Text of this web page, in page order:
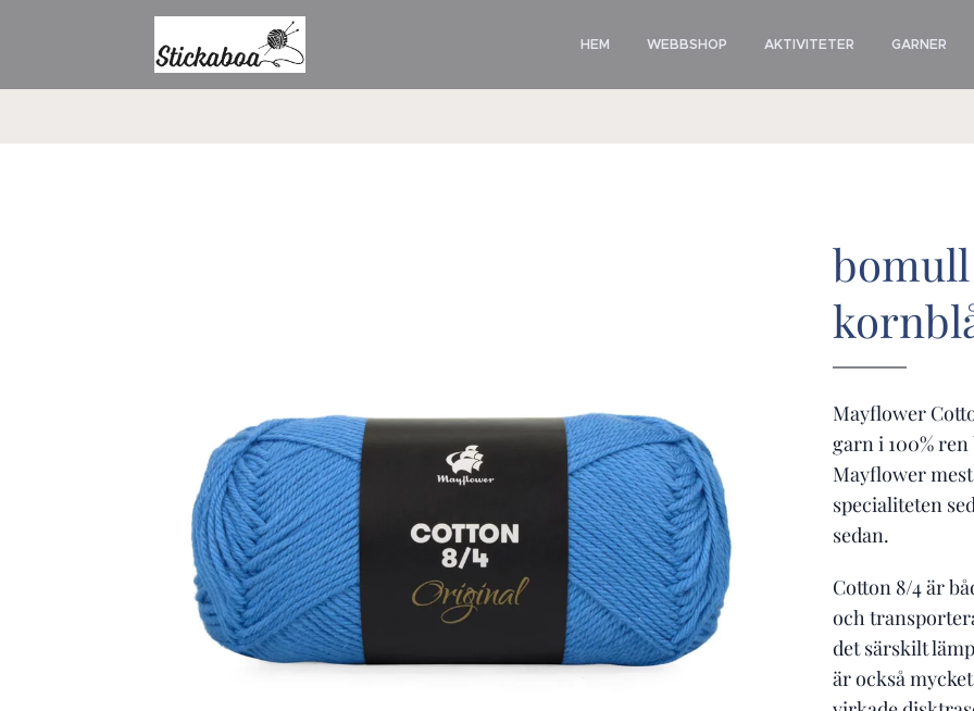
HEM WEBBSHOP AKTIVITETER GARNER
bomull
Mayflower
garn i 100%
Mayflower
specialiteten
sedan.
Cotton 8/4 är
och
det särskilt
är också